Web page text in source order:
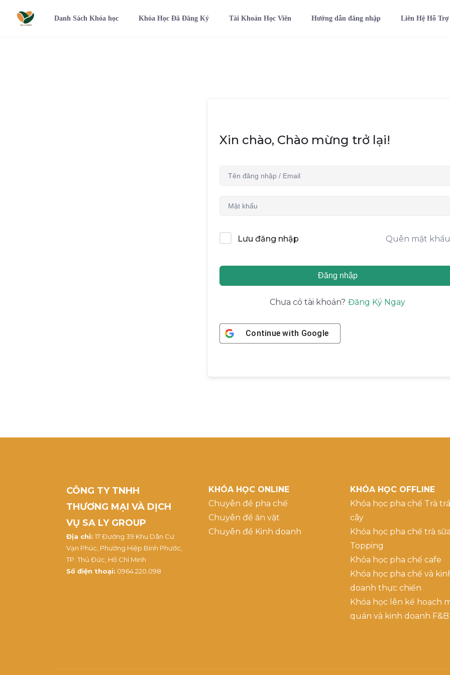
Danh Sách Khóa học Khóa Học Đã Đăng Ký Tài Khoản Học Viên Hướng dẫn đăng nhập Liên Hệ Hỗ Trợ
Xin chào, Chào mừng trở lại!
Lưu đăng nhập Quên mật
Đăng nhập
Chưa có tài khoản? Đăng Ký Ngay
Continue with Google
CÔNG TY TNHH
THƯƠNG MẠI VÀ DỊCH
VỤ SA LY GROUP
Địa chỉ: 17 Đường 39 Khu Dân Cư
Vạn Phúc, Phường Hiệp Bình Phước,
TP. Thủ Đức, Hồ Chí Minh
Số điện thoại: 0964.220.098
KHÓA HỌC ONLINE
Chuyên đề pha chế
Chuyên đề ăn vặt
Chuyên đề Kinh doanh
KHÓA HỌC OFFLINE
Khóa học pha chế Trà
cây
Khóa học pha chế trà
Topping
Khóa học pha chế cafe
Khóa học pha chế và
doanh thực chiến
Khóa học lên kế hoạch
quán và kinh doanh F&B